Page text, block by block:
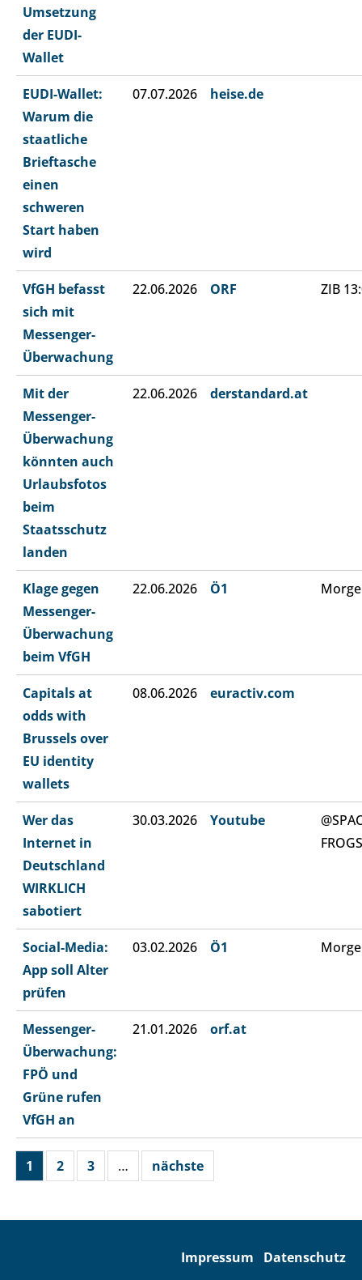
Umsetzung
der EUDI-
Wallet
EUDI-Wallet:
Warum die
staatliche
Brieftasche
einen
schweren
Start haben
wird
07.07.2026 heise.de
VfGH befasst
sich mit
Messenger-
Überwachung
22.06.2026 ORF ZIB
Mit der
Messenger-
Überwachung
könnten auch
Urlaubsfotos
beim
Staatsschutz
landen
22.06.2026 derstandard.at
Klage gegen
Messenger-
Überwachung
beim VfGH
22.06.2026 Ö1
Capitals at
odds with
Brussels over
EU identity
wallets
08.06.2026 euractiv.com
Wer das
Internet in
Deutschland
WIRKLICH
sabotiert
30.03.2026 Youtube
FROGS
Social-Media:
App soll Alter
prüfen
03.02.2026 Ö1
Messenger-
Überwachung:
FPÖ und
Grüne rufen
VfGH an
21.01.2026 orf.at
1 2 3 … nächste
Impressum Datenschutz